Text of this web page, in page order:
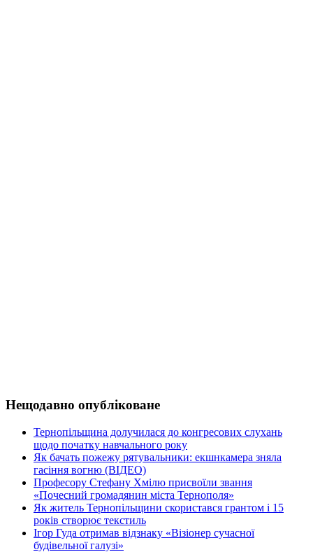
Нещодавно опубліковане
Тернопільщина долучилася до конгресових слухань
щодо початку навчального року
Як бачать пожежу рятувальники: екшнкамера зняла
гасіння вогню (ВІДЕО)
Професору Стефану Хмілю присвоїли звання
«Почесний громадянин міста Тернополя»
Як житель Тернопільщини скористався грантом і 15
років створює текстиль
Ігор Гуда отримав відзнаку «Візіонер сучасної
будівельної галузі»